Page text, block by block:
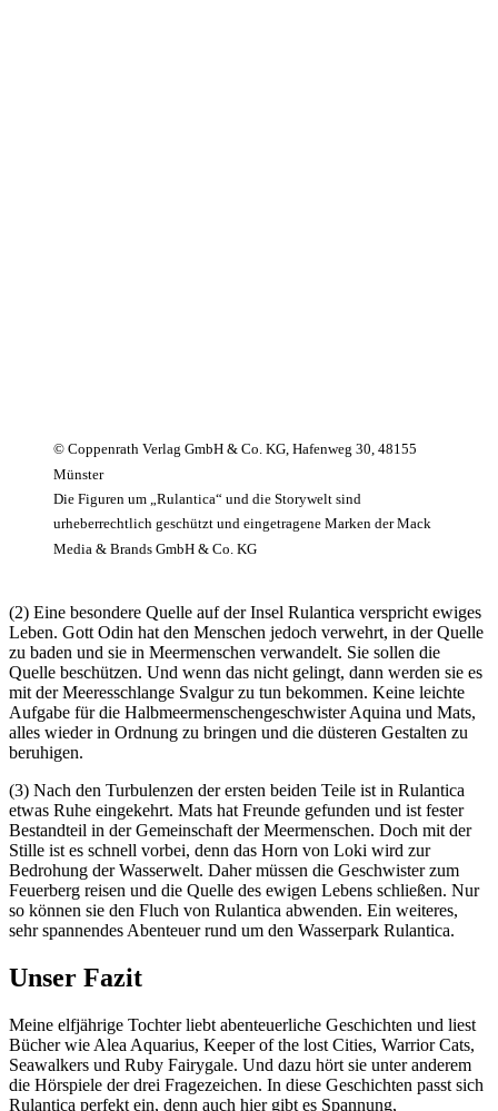
© Coppenrath Verlag GmbH & Co. KG, Hafenweg 30, 48155
Münster
Die Figuren um „Rulantica“ und die Storywelt sind
urheberrechtlich geschützt und eingetragene Marken der Mack
Media & Brands GmbH & Co. KG
(2) Eine besondere Quelle auf der Insel Rulantica verspricht ewiges
Leben. Gott Odin hat den Menschen jedoch verwehrt, in der Quelle
zu baden und sie in Meermenschen verwandelt. Sie sollen die
Quelle beschützen. Und wenn das nicht gelingt, dann werden sie es
mit der Meeresschlange Svalgur zu tun bekommen. Keine leichte
Aufgabe für die Halbmeermenschengeschwister Aquina und Mats,
alles wieder in Ordnung zu bringen und die düsteren Gestalten zu
beruhigen.
(3) Nach den Turbulenzen der ersten beiden Teile ist in Rulantica
etwas Ruhe eingekehrt. Mats hat Freunde gefunden und ist fester
Bestandteil in der Gemeinschaft der Meermenschen. Doch mit der
Stille ist es schnell vorbei, denn das Horn von Loki wird zur
Bedrohung der Wasserwelt. Daher müssen die Geschwister zum
Feuerberg reisen und die Quelle des ewigen Lebens schließen. Nur
so können sie den Fluch von Rulantica abwenden. Ein weiteres,
sehr spannendes Abenteuer rund um den Wasserpark Rulantica.
Unser Fazit
Meine elfjährige Tochter liebt abenteuerliche Geschichten und liest
Bücher wie Alea Aquarius, Keeper of the lost Cities, Warrior Cats,
Seawalkers und Ruby Fairygale. Und dazu hört sie unter anderem
die Hörspiele der drei Fragezeichen. In diese Geschichten passt sich
Rulantica perfekt ein, denn auch hier gibt es Spannung,